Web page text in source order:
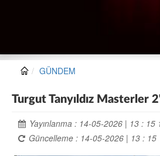
GÜNDEM
Turgut Tanyıldız Masterler
Yayınlanma : 14-05-2026 | 13 : 15
Güncelleme : 14-05-2026 | 13 : 15